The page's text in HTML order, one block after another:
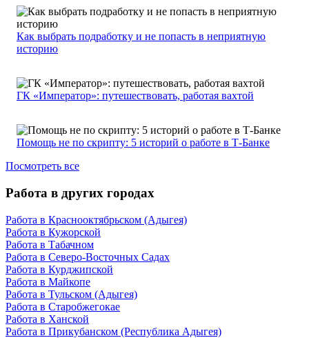
Как выбрать подработку и не попасть в неприятную
историю
ГК «Император»: путешествовать, работая вахтой
Помощь не по скрипту: 5 историй о работе в Т-Банке
Посмотреть все
Работа в других городах
Работа в Краснооктябрьском (Адыгея)
Работа в Кужорской
Работа в Табачном
Работа в Северо-Восточных Садах
Работа в Курджипской
Работа в Майкопе
Работа в Тульском (Адыгея)
Работа в Старобжегокае
Работа в Ханской
Работа в Прикубанском (Республика Адыгея)